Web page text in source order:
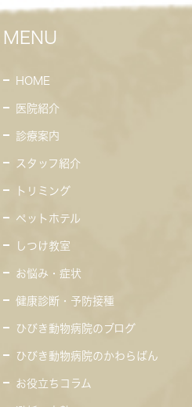
MENU
HOME
医院紹介
診療案内
スタッフ紹介
トリミング
ペットホテル
しつけ教室
お悩み・症状
健康診断・予防接種
ひびき動物病院のブログ
ひびき動物病院のかわらばん
お役立ちコラム